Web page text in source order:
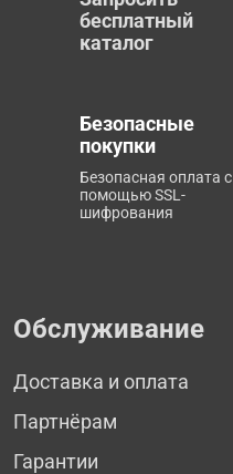
бесплатный
каталог
Безопасные
покупки
Безопасная оплата с
помощью SSL-
шифрования
Обслуживание
Доставка и оплата
Партнёрам
Гарантии